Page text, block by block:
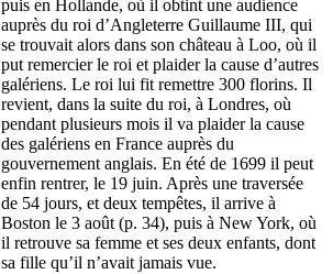
puis en Hollande, où il obtint une audience
auprès du roi d’Angleterre Guillaume III, qui
se trouvait alors dans son château à Loo, où il
put remercier le roi et plaider la cause d’autres
galériens. Le roi lui fit remettre 300 florins. Il
revient, dans la suite du roi, à Londres, où
pendant plusieurs mois il va plaider la cause
des galériens en France auprès du
gouvernement anglais. En été de 1699 il peut
enfin rentrer, le 19 juin. Après une traversée
de 54 jours, et deux tempêtes, il arrive à
Boston le 3 août (p. 34), puis à New York, où
il retrouve sa femme et ses deux enfants, dont
sa fille qu’il n’avait jamais vue.